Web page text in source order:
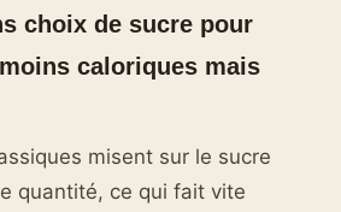
choix de sucre pour
caloriques mais
misent sur le sucre
quantité, ce qui fait vite